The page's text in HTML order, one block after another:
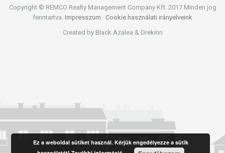
Copyright © REMCO Realty Management Company Kft. 2017 Minden jog
fenntartva. Impresszum · Cookie használati irányelveink
Created by Black Azalea & Drekinn
Ez a weboldal sütiket használ. Kérjük engedélyezze a sütik